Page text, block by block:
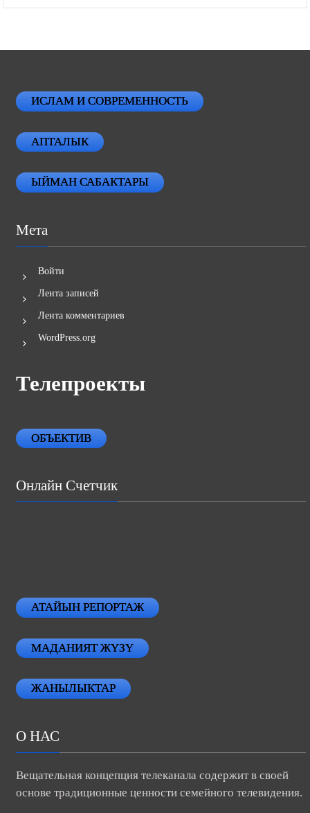
ИСЛАМ И СОВРЕМЕННОСТЬ
АПТАЛЫК
ЫЙМАН САБАКТАРЫ
Мета
Войти
Лента записей
Лента комментариев
WordPress.org
Телепроекты
ОБЪЕКТИВ
Онлайн Счетчик
АТАЙЫН РЕПОРТАЖ
МАДАНИЯТ ЖҮЗҮ
ЖАНЫЛЫКТАР
О НАС
Вещательная концепция телеканала содержит в своей
основе традиционные ценности семейного телевидения.